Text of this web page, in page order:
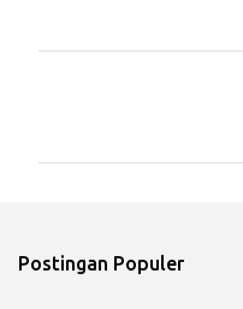
t
Postingan Populer